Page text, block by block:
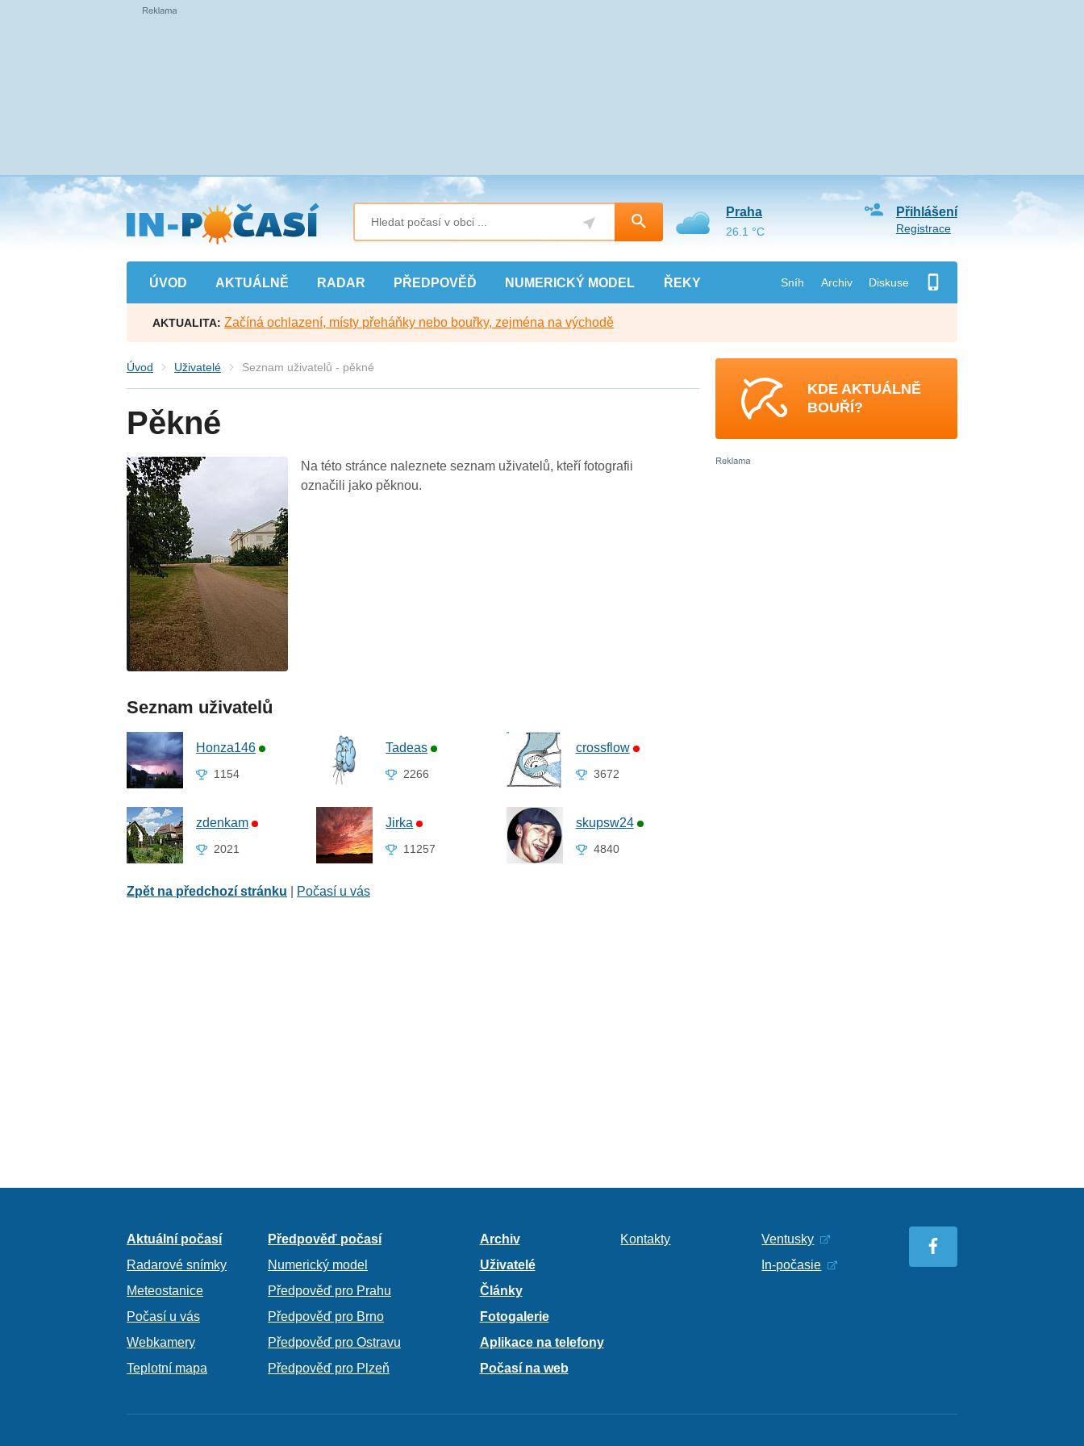
Přejít
na
hlavní
obsah
ÚVOD AKTUÁLNĚ RADAR PŘEDPOVĚĎ NUMERICKÝ MODEL ŘEKY Sníh Archiv Diskuse
Přihlášení
Registrace
Praha
26.1 °C
AKTUALITA: Začíná ochlazení, místy přeháňky nebo bouřky, zejména na východě
Úvod Uživatelé Seznam uživatelů - pěkné
Pěkné
Na této stránce naleznete seznam uživatelů, kteří fotografii
označili jako pěknou.
Seznam uživatelů
Honza146
1154
Tadeas
2266
crossflow
3672
zdenkam
2021
Jirka
11257
skupsw24
4840
Zpět na předchozí stránku Počasí u vás
KDE AKTUÁLNĚ
BOUŘÍ?
Aktuální počasí
Radarové snímky
Meteostanice
Počasí u vás
Webkamery
Teplotní mapa
Předpověď počasí
Numerický model
Předpověď pro Prahu
Předpověď pro Brno
Předpověď pro Ostravu
Předpověď pro Plzeň
Archiv
Uživatelé
Články
Fotogalerie
Aplikace na telefony
Počasí na web
Kontakty
Ventusky
In-počasie